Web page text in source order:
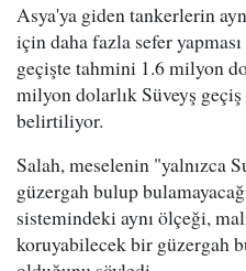
Asya'ya giden tankerlerin
için daha fazla sefer
geçişte tahmini 1.6 milyon
milyon dolarlık Süveyş
belirtiliyor.
Salah, meselenin "yalnızca
güzergah bulup
sistemindeki aynı ölçeği,
koruyabilecek bir güzergah